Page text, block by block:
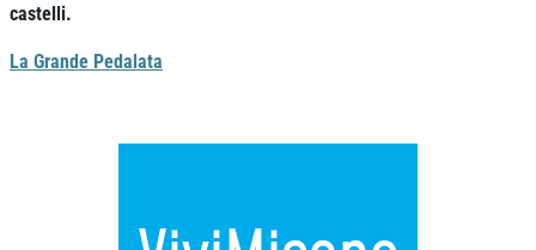
castelli.
La Grande Pedalata